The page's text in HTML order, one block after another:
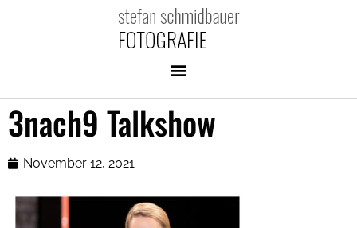
3nach9 Talkshow
November 12, 2021